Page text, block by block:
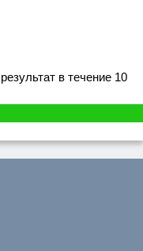
в течение 10